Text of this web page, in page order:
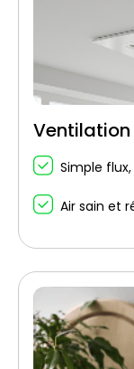
Ventilation
Simple
Air sain et